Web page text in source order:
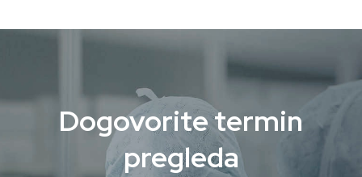
Dogovorite termin
pregleda